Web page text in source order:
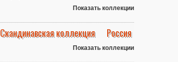
Показать коллекции
Скандинавская коллекция Россия
Показать коллекции